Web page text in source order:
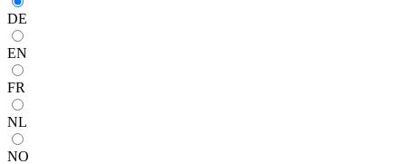
DE
EN
FR
NL
NO